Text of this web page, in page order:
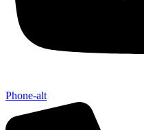
Phone-alt